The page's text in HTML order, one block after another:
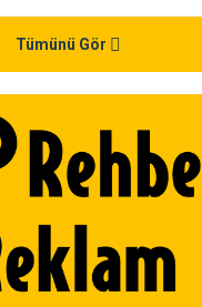
Tümünü Gör